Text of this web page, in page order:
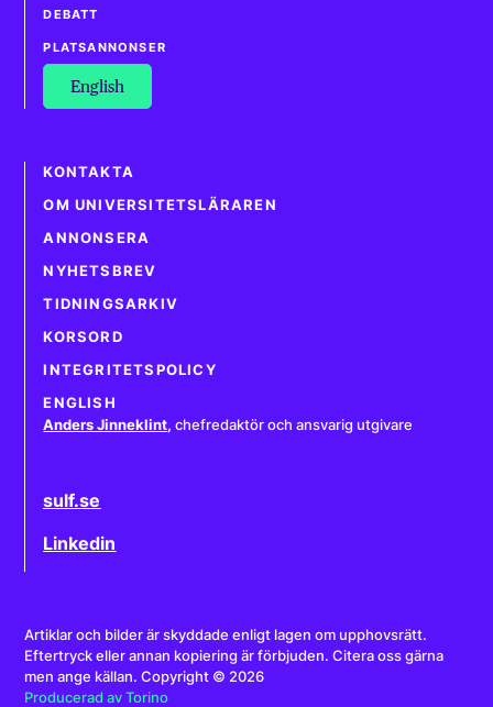
DEBATT
PLATSANNONSER
English
KONTAKTA
OM UNIVERSITETSLÄRAREN
ANNONSERA
NYHETSBREV
TIDNINGSARKIV
KORSORD
INTEGRITETSPOLICY
ENGLISH
Anders Jinneklint, chefredaktör och ansvarig utgivare
sulf.se
Linkedin
Artiklar och bilder är skyddade enligt lagen om upphovsrätt.
Eftertryck eller annan kopiering är förbjuden. Citera oss gärna
men ange källan. Copyright © 2026
Producerad av Torino